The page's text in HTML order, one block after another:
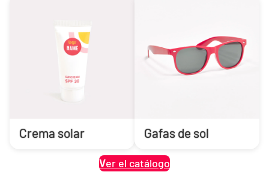
Crema solar Gafas de sol
Ver el catálogo